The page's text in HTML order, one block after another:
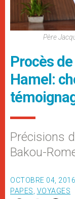
Père
Procès
Hamel:
Précisions
Bakou-
OCTOBRE 04,
PAPES, VOYAGES